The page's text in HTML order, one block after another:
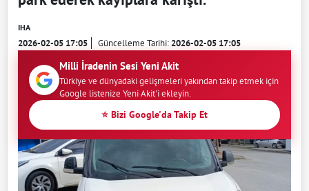
IHA
2026-02-05 17:05 Güncelleme Tarihi:2026-02-05 17:05
Milli İradenin Sesi Yeni Akit
Türkiye ve dünyadaki gelişmeleri yakından takip etmek için
Google listenize Yeni Akit'i ekleyin.
⭐ Bizi Google'da Takip Et